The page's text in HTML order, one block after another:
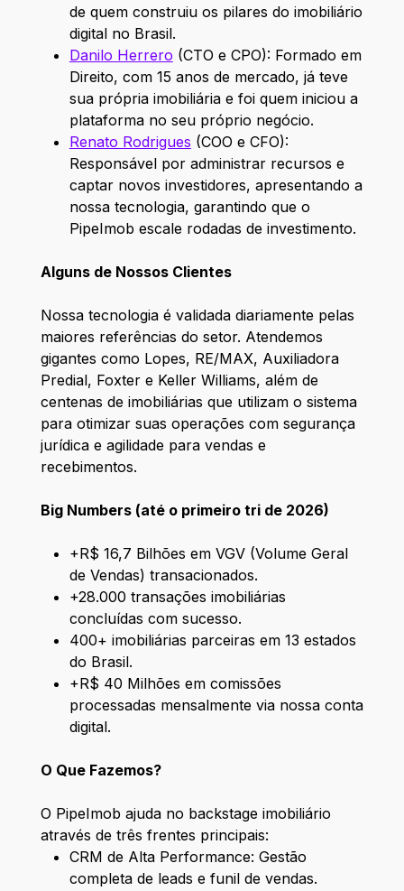
de quem construiu os pilares do imobiliário
digital no Brasil.
Danilo Herrero (CTO e CPO): Formado em
Direito, com 15 anos de mercado, já teve
sua própria imobiliária e foi quem iniciou a
plataforma no seu próprio negócio.
Renato Rodrigues (COO e CFO):
Responsável por administrar recursos e
captar novos investidores, apresentando a
nossa tecnologia, garantindo que o
PipeImob escale rodadas de investimento.
Alguns de Nossos Clientes
Nossa tecnologia é validada diariamente pelas
maiores referências do setor. Atendemos
gigantes como Lopes, RE/MAX, Auxiliadora
Predial, Foxter e Keller Williams, além de
centenas de imobiliárias que utilizam o sistema
para otimizar suas operações com segurança
jurídica e agilidade para vendas e
recebimentos.
Big Numbers (até o primeiro tri de 2026)
+R$ 16,7 Bilhões em VGV (Volume Geral
de Vendas) transacionados.
+28.000 transações imobiliárias
concluídas com sucesso.
400+ imobiliárias parceiras em 13 estados
do Brasil.
+R$ 40 Milhões em comissões
processadas mensalmente via nossa conta
digital.
O Que Fazemos?
O PipeImob ajuda no backstage imobiliário
através de três frentes principais:
CRM de Alta Performance: Gestão
completa de leads e funil de vendas.